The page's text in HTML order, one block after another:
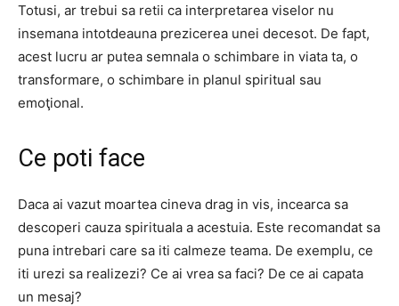
Totusi, ar trebui sa retii ca interpretarea viselor nu
insemana intotdeauna prezicerea unei decesot. De fapt,
acest lucru ar putea semnala o schimbare in viata ta, o
transformare, o schimbare in planul spiritual sau
emoţional.
Ce poti face
Daca ai vazut moartea cineva drag in vis, incearca sa
descoperi cauza spirituala a acestuia. Este recomandat sa
puna intrebari care sa iti calmeze teama. De exemplu, ce
iti urezi sa realizezi? Ce ai vrea sa faci? De ce ai capata
un mesaj?